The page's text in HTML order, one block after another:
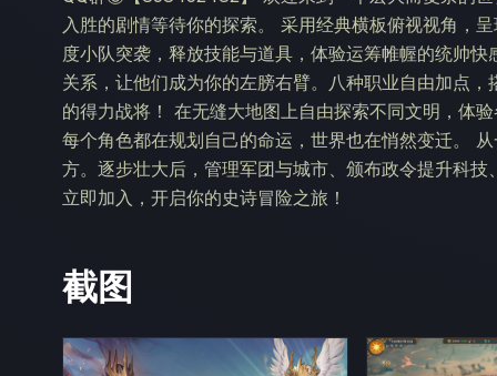
入胜的剧情等待你的探索。 采用经典横板俯视视角，
度小队突袭，释放技能与道具，体验运筹帷幄的统帅
关系，让他们成为你的左膀右臂。八种职业自由加点
的得力战将！ 在无缝大地图上自由探索不同文明，体
每个角色都在规划自己的命运，世界也在悄然变迁。
方。逐步壮大后，管理军团与城市、颁布政令提升科
立即加入，开启你的史诗冒险之旅！
截图